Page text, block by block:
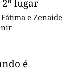
e Zenaide
é